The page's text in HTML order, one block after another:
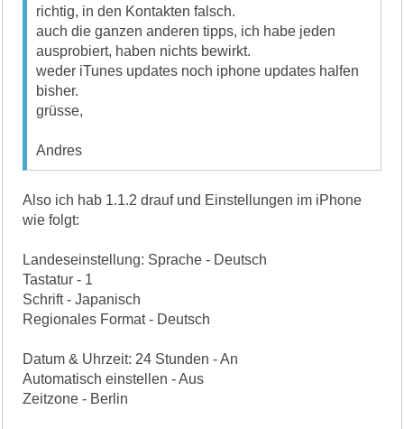
richtig, in den Kontakten falsch.
auch die ganzen anderen tipps, ich habe jeden
ausprobiert, haben nichts bewirkt.
weder iTunes updates noch iphone updates halfen
bisher.
grüsse,
Andres
Also ich hab 1.1.2 drauf und Einstellungen im iPhone
wie folgt:
Landeseinstellung: Sprache - Deutsch
Tastatur - 1
Schrift - Japanisch
Regionales Format - Deutsch
Datum & Uhrzeit: 24 Stunden - An
Automatisch einstellen - Aus
Zeitzone - Berlin